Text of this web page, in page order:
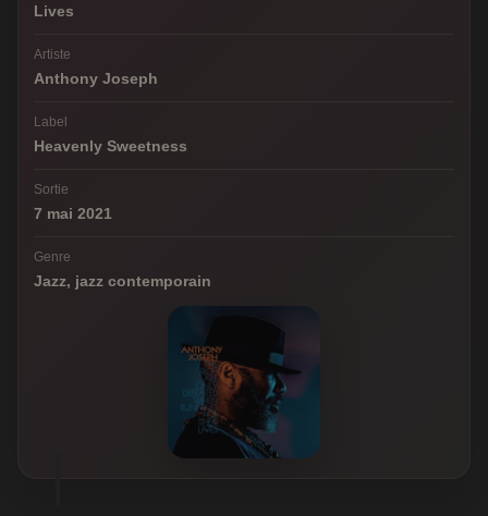
Lives
Artiste
Anthony Joseph
Label
Heavenly Sweetness
Sortie
7 mai 2021
Genre
Jazz, jazz contemporain